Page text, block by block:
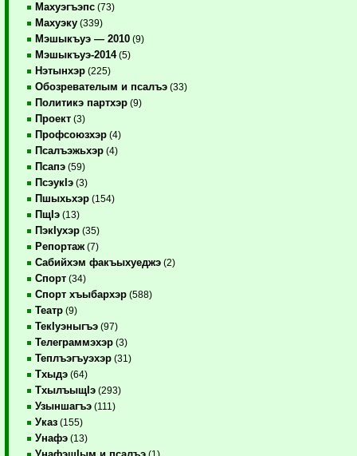
Махуэгъэпс (73)
Махуэку (339)
Мэшыкъуэ — 2010 (9)
Мэшыкъуэ-2014(5)
Нэтынхэр (225)
Обозревателым и псалъэ (33)
Политикэ партхэр (9)
Проект (3)
Профсоюзхэр (4)
Псалъэжьхэр (4)
Псапэ (59)
ПсэукIэ (3)
Пшыхьхэр (154)
ПщIэ (13)
ПэкIухэр (35)
Репортаж (7)
Сабийхэм факъыхуеджэ (2)
Спорт (34)
Спорт хъыбархэр (588)
Театр (9)
ТекIуэныгъэ (97)
Телеграммэхэр (3)
Теплъэгъуэхэр (31)
Тхыдэ (64)
ТхылъыщIэ (293)
Узыншагъэ (111)
Указ (155)
Унафэ (13)
(1)